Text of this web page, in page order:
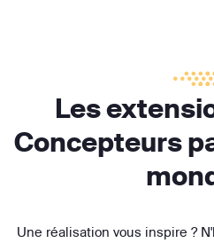
Les
Concepteurs
Une réalisation vous inspire ?